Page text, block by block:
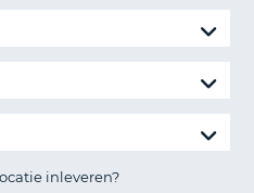
inleveren?